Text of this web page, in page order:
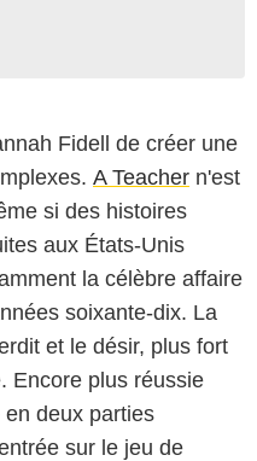
Fidell de créer une
A Teacher n'est
si des histoires
aux États-Unis
la célèbre affaire
soixante-dix. La
et le désir, plus fort
Encore plus réussie
deux parties
sur le jeu de